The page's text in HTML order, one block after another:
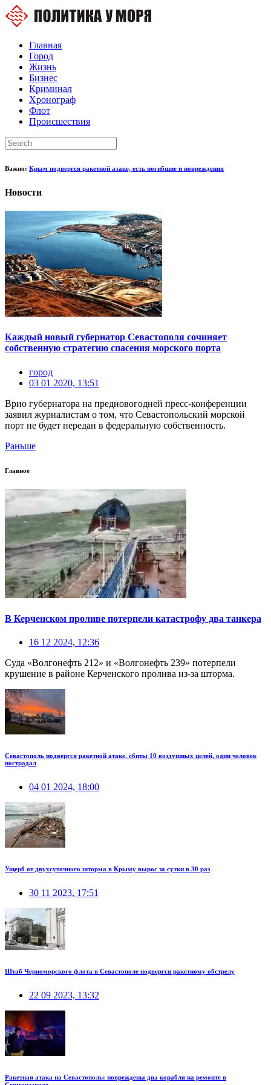
Главная
Город
Жизнь
Бизнес
Криминал
Хронограф
Флот
Происшествия
Важно: Крым подвергся ракетной атаке, есть погибшие и повреждения
Новости
Каждый новый губернатор Севастополя сочиняет
собственную стратегию спасения морского порта
город
03 01 2020, 13:51
Врио губернатора на предновогодней пресс-конференции
заявил журналистам о том, что Севастопольский морской
порт не будет передан в федеральную собственность.
Раньше
Главное
В Керченском проливе потерпели катастрофу два танкера
16 12 2024, 12:36
Суда «Волгонефть 212» и «Волгонефть 239» потерпели
крушение в районе Керченского пролива из-за шторма.
Севастополь подвергся ракетной атаке, сбиты 10 воздушных целей, один человек
пострадал
04 01 2024, 18:00
Ущерб от двухсуточного шторма в Крыму вырос за сутки в 30 раз
30 11 2023, 17:51
Штаб Черноморского флота в Севастополе подвергся ракетному обстрелу
22 09 2023, 13:32
Ракетная атака на Севастополь: повреждены два корабля на ремонте в